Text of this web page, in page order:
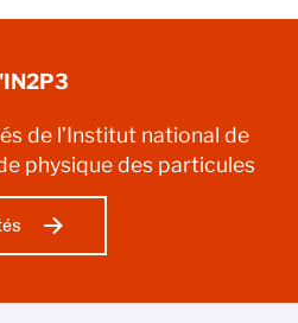
de l’Institut national de
physique des particules